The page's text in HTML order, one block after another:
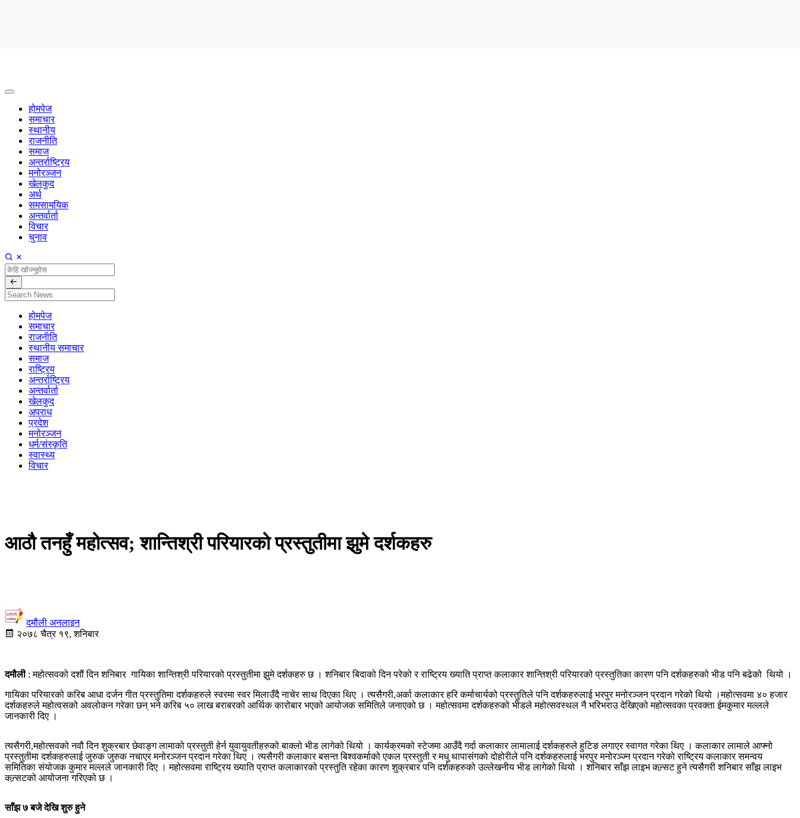
होमपेज
समाचार
स्थानीय
राजनीति
समाज
अन्तर्राष्ट्रिय
मनोरञ्जन
खेलकुद
अर्थ
समसामयिक
अन्तर्वार्ता
विचार
चुनाव
होमपेज
समाचार
राजनीति
स्थानीय समाचार
समाज
राष्ट्रिय
अन्तर्राष्ट्रिय
अन्तर्वार्ता
खेलकुद
अपराध
प्रदेश
मनोरञ्जन
धर्म/संस्कृति
स्वास्थ्य
विचार
आठौ तनहुँ महोत्सव; शान्तिश्री परियारको प्रस्तुतीमा झुमे दर्शकहरु
दमौली अनलाइन
२०७८ चैत्र १९, शनिबार
दमौली: महोत्सवको दशौं दिन शनिबार गायिका शान्तिश्री परियारको प्रस्तुतीमा झुमे दर्शकहरु छ । शनिबार बिदाको दिन परेको र राष्ट्रिय ख्याति प्राप्त कलाकार शान्तिश्री परियारको प्रस्तुतिका कारण पनि दर्शकहरुको भीड पनि बढेको थियो ।
गायिका परियारको करिब आधा दर्जन गीत प्रस्तुतिमा दर्शकहरुले स्वरमा स्वर मिलाउँदै नाचेर साथ दिएका थिए । त्यसैगरी,अर्का कलाकार हरि कर्माचार्यको प्रस्तुतिले पनि दर्शकहरुलाई भरपुर मनोरञ्जन प्रदान गरेको थियो ।महोत्सवमा ४० हजार
दर्शकहरुले महोत्वसको अवलोकन गरेका छन् भने करिब ५० लाख बराबरको आर्थिक कारोबार भएको आयोजक समितिले जनाएको छ । महोत्सवमा दर्शकहरुको भीडले महोत्सवस्थल नै भरिभराउ देखिएको महोत्सवका प्रवक्ता ईमकुमार मल्लले
जानकारी दिए ।
त्यसैगरी,महोत्सवको नवौ दिन शुक्रबार छेवाङ्ग लामाको प्रस्तुती हेर्न युवायुवतीहरुको बाक्लो भीड लागेको थियो । कार्यक्रमको स्टेजमा आउँदै गर्दा कलाकार लामालाई दर्शकहरुले हुटिङ लगाएर स्वागत गरेका थिए । कलाकार लामाले आफ्नो
प्रस्तुतीमा दर्शकहरुलाई जुरुक जुरुक नचाएर मनोरञ्जन प्रदान गरेका थिए । त्यसैगरी कलाकार बसन्त बिश्वकर्माको एकल प्रस्तुती र मधु थापासंगको दोहोरीले पनि दर्शकहरुलाई भरपुर मनोरञ्ज्न प्रदान गरेको राष्ट्रिय कलाकार समन्वय
समितिका संयोजक कुमार मल्लले जानकारी दिए । महोत्सवमा राष्ट्रिय ख्याति प्राप्त कलाकारको प्रस्तुति रहेका कारण शुक्रबार पनि दर्शकहरुको उल्लेखनीय भीड लागेको थियो । शनिबार साँझ लाइभ कन्र्सट हुने त्यसैगरी शनिबार साँझ लाइभ
कन्र्सटको आयोजना गरिएको छ ।
साँझ ७ बजे देखि शुरु हुने